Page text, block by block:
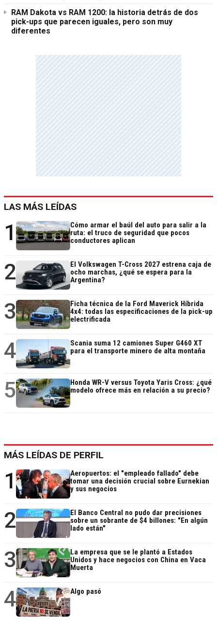
RAM Dakota vs RAM 1200: la historia detrás de dos
pick-ups que parecen iguales, pero son muy
diferentes
LAS MÁS LEÍDAS
1
Cómo armar el baúl del auto para salir a la
ruta: el truco de seguridad que pocos
conductores aplican
2
El Volkswagen T-Cross 2027 estrena caja de
ocho marchas, ¿qué se espera para la
Argentina?
3
Ficha técnica de la Ford Maverick Híbrida
4x4: todas las especificaciones de la pick-up
electrificada
4
Scania suma 12 camiones Super G460 XT
para el transporte minero de alta montaña
5
Honda WR-V versus Toyota Yaris Cross: ¿qué
modelo ofrece más en relación a su precio?
MÁS LEÍDAS DE PERFIL
1
Aeropuertos: el "empleado fallado" debe
tomar una decisión crucial sobre Eurnekian
y sus negocios
2
El Banco Central no pudo dar precisiones
sobre un sobrante de $4 billones: "En algún
lado están"
3
La empresa que se le plantó a Estados
Unidos y hace negocios con China en Vaca
Muerta
4 Algo pasó